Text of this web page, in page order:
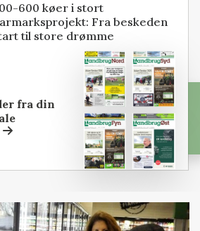
600 køer i stort
Fra beskeden
til store drømme
fra din